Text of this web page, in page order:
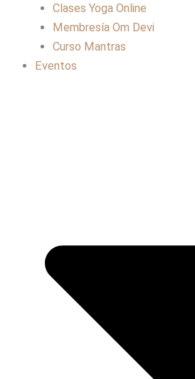
Clases Yoga Online
Membresía Om Devi
Curso Mantras
Eventos